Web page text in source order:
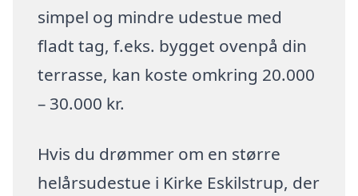
simpel og mindre udestue med
fladt tag, f.eks. bygget ovenpå din
terrasse, kan koste omkring 20.000
– 30.000 kr.
Hvis du drømmer om en større
helårsudestue i Kirke Eskilstrup, der